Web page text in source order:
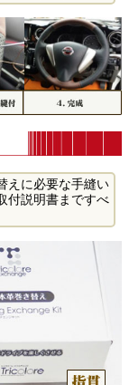
えに必要な手縫い
付説明書まですべ